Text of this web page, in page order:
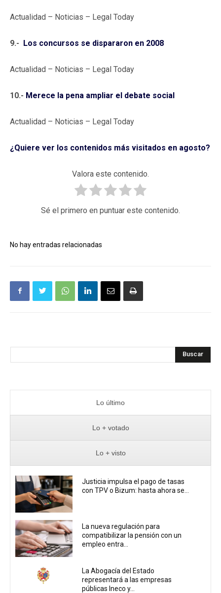
Actualidad – Noticias – Legal Today
9.- Los concursos se dispararon en 2008
Actualidad – Noticias – Legal Today
10.- Merece la pena ampliar el debate social
Actualidad – Noticias – Legal Today
¿Quiere ver los contenidos más visitados en agosto?
Valora este contenido.
Sé el primero en puntuar este contenido.
No hay entradas relacionadas
Buscar
Lo último
Lo + votado
Lo + visto
Justicia impulsa el pago de tasas
con TPV o Bizum: hasta ahora se...
La nueva regulación para
compatibilizar la pensión con un
empleo entra...
La Abogacía del Estado
representará a las empresas
públicas Ineco y...